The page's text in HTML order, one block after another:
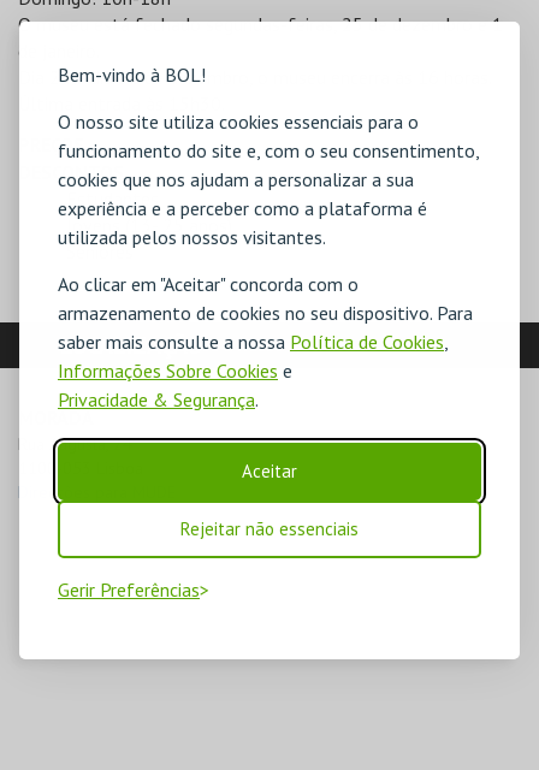
Bem-vindo à BOL!
O nosso site utiliza cookies essenciais para o
funcionamento do site e, com o seu consentimento,
cookies que nos ajudam a personalizar a sua
experiência e a perceber como a plataforma é
utilizada pelos nossos visitantes.
Ao clicar em "Aceitar" concorda com o
armazenamento de cookies no seu dispositivo. Para
saber mais consulte a nossa Política de Cookies,
Informações Sobre Cookies e
Privacidade & Segurança.
Aceitar
Rejeitar não essenciais
Gerir Preferências
O museu está fechado segundas-feiras, 25 de dezembro e 1
de janeiro.
Dia 24 e dia 31 de dezembro, o museu encerra às 16 horas.
PREÇOS
DESCONTOS
Estudantes
Jovens (13- 25 anos)
Seniores
LOCALIZAÇÃO
Rua Augusta, 24
Direcções para MUDE